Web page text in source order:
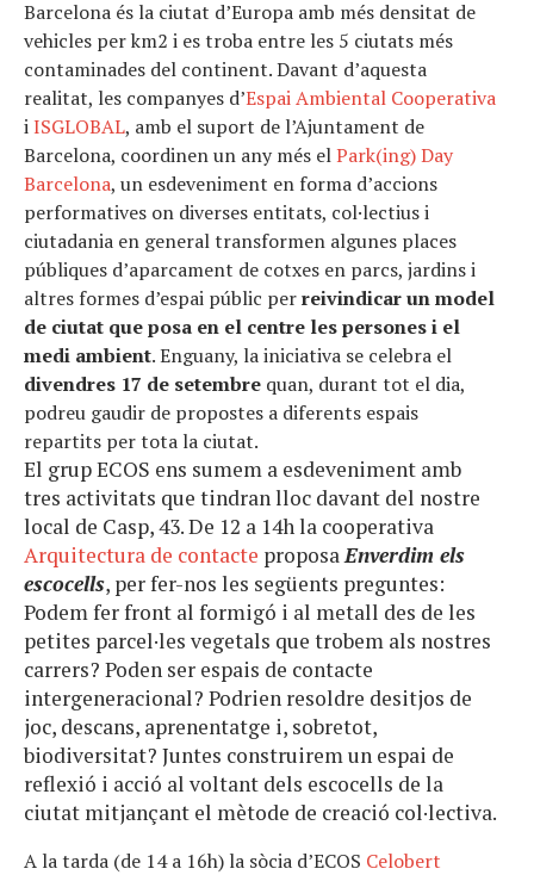
Barcelona és la ciutat d’Europa amb més densitat de
vehicles per km2 i es troba entre les 5 ciutats més
contaminades del continent. Davant d’aquesta
realitat, les companyes d’Espai Ambiental Cooperativa
iISGLOBAL, amb el suport de l’Ajuntament de
Barcelona, coordinen un any més elPark(ing) Day
Barcelona, un esdeveniment en forma d’accions
performatives on diverses entitats, col·lectius i
ciutadania en general transformen algunes places
públiques d’aparcament de cotxes en parcs, jardins i
altres formes d’espai públic perreivindicar un model
de ciutat que posa en el centre les persones i el
medi ambient. Enguany, la iniciativa se celebra el
divendres 17 de setembre quan, durant tot el dia,
podreu gaudir de propostes a diferents espais
repartits per tota la ciutat.
El grup ECOS ens sumem a esdeveniment amb
tres activitats que tindran lloc davant del nostre
local de Casp, 43. De 12 a 14h la cooperativa
Arquitectura de contacte proposaEnverdim els
escocells, per fer-nos les següents preguntes:
Podem fer front al formigó i al metall des de les
petites parcel·les vegetals que trobem als nostres
carrers? Poden ser espais de contacte
intergeneracional? Podrien resoldre desitjos de
joc, descans, aprenentatge i, sobretot,
biodiversitat? Juntes construirem un espai de
reflexió i acció al voltant dels escocells de la
ciutat mitjançant el mètode de creació col·lectiva.
A la tarda (de 14 a 16h) la sòcia d’ECOS Celobert